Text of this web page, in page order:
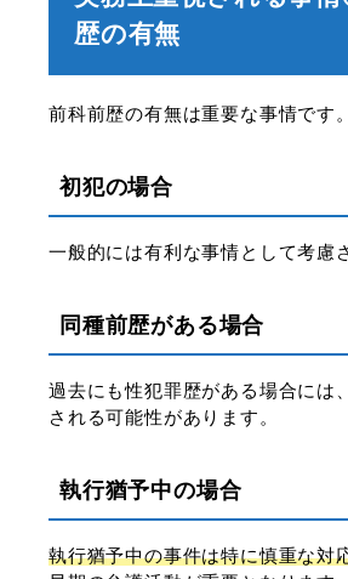
歴の有無
前科前歴の有無は重要な事情です。
初犯の場合
一般的には有利な事情として考慮
同種前歴がある場合
過去にも性犯罪歴がある場合には
される可能性があります。
執行猶予中の場合
執行猶予中の事件は特に慎重な対